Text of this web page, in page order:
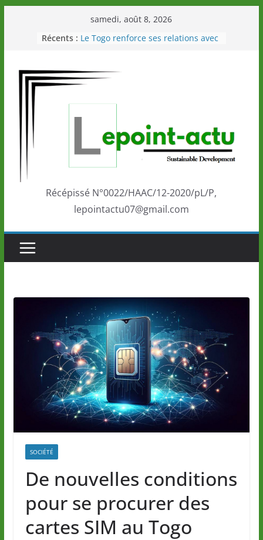
samedi, août 8, 2026
Récents : Le Togo renforce ses relations avec
Éléphants en Côte d’Ivoire
LOTO DETENTE”, un nouveau tirage
marque de confiance au Togo sur
la scène internationale au-delà des
performances de ses athlètes
Togo: Que retenir de la politique
éducation et de l’ambition de
Récépissé N°0022/HAAC/12-2020/pL/P,
lepointactu07@gmail.com
SOCIÉTÉ
De nouvelles conditions
pour se procurer des
cartes SIM au Togo